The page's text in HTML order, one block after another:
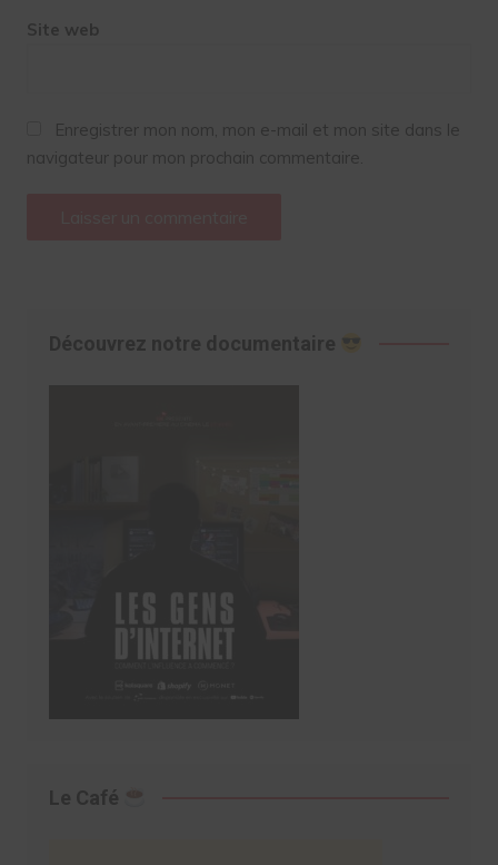
Site web
Enregistrer mon nom, mon e-mail et mon site dans le
navigateur pour mon prochain commentaire.
Découvrez notre documentaire
Le Café